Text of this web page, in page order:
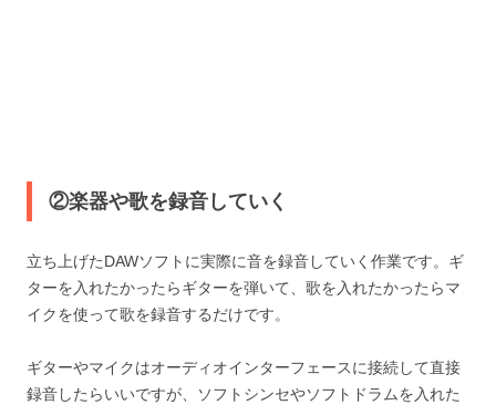
②楽器や歌を録音していく
立ち上げたDAWソフトに実際に音を録音していく作業です。ギ
ターを入れたかったらギターを弾いて、歌を入れたかったらマ
イクを使って歌を録音するだけです。
ギターやマイクはオーディオインターフェースに接続して直接
録音したらいいですが、ソフトシンセやソフトドラムを入れた